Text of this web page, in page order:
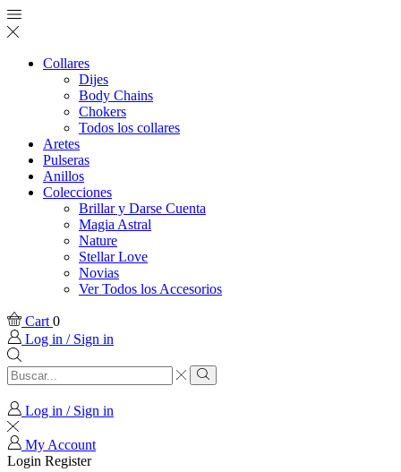
Collares
Dijes
Body Chains
Chokers
Todos los collares
Aretes
Pulseras
Anillos
Colecciones
Brillar y Darse Cuenta
Magia Astral
Nature
Stellar Love
Novias
Ver Todos los Accesorios
Cart 0
Log in / Sign in
Search
input
Search
Log in / Sign in
My Account
Login Register